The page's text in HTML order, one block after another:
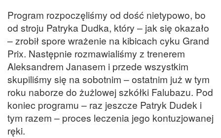
Program rozpoczęliśmy od dość nietypowo, bo
od stroju Patryka Dudka, który – jak się okazało
– zrobił spore wrażenie na kibicach cyku Grand
Prix. Następnie rozmawialiśmy z trenerem
Aleksandrem Janasem i przede wszystkim
skupiliśmy się na sobotnim – ostatnim już w tym
roku naborze do żużlowej szkółki Falubazu. Pod
koniec programu – raz jeszcze Patryk Dudek i
tym razem – proces leczenia jego kontuzjowanej
ręki.